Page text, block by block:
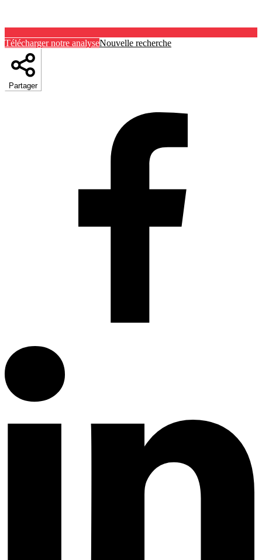
Télécharger notre analyseNouvelle recherche
Partager